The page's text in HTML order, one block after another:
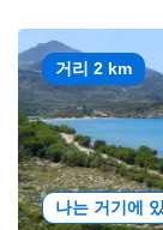
거리 2 km
나는 거기에